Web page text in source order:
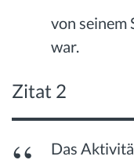
von seinem
war.
Zitat 2
Das